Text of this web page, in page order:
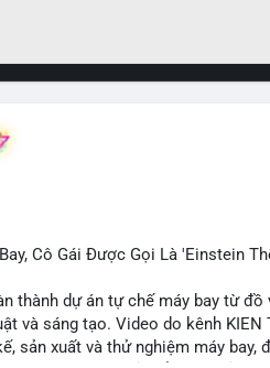
Cô Gái Được Gọi Là 'Einstein
thành dự án tự chế máy bay từ đồ
và sáng tạo. Video do kênh KIEN
sản xuất và thử nghiệm máy bay,